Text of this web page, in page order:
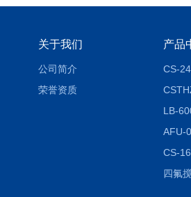
关于我们
公司简介
荣誉资质
产品
CS-
LB-
CS-
四氟